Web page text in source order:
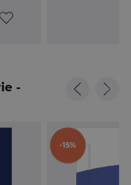
-
-15%